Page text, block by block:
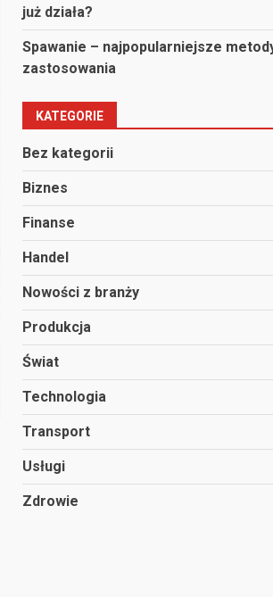
już działa?
Spawanie – najpopularniejsze
zastosowania
KATEGORIE
Bez kategorii
Biznes
Finanse
Handel
Nowości z branży
Produkcja
Świat
Technologia
Transport
Usługi
Zdrowie